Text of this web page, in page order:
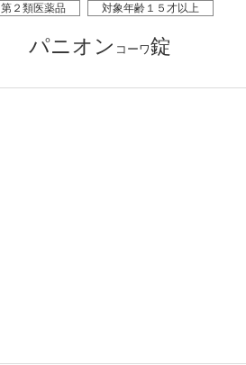
第２類医薬品 対象年齢１５才以上
パニオン コーワ錠